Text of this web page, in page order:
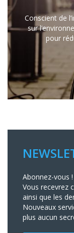
Conscient de
sur
pour
Abonnez-vous !
Vous recevrez
ainsi que les
Nouveaux
plus aucun